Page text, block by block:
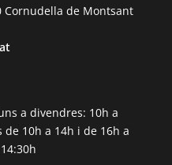
Cornudella de Montsant
a divendres: 10h a
10h a 14h i de 16h a